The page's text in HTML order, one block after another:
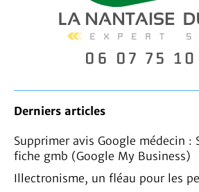
Derniers articles
Supprimer avis Google médecin :
fiche gmb (Google My Business)
Illectronisme, un fléau pour les